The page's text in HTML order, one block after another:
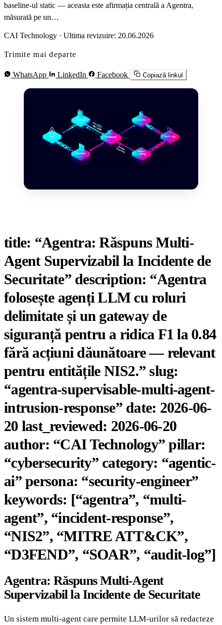
baseline-ul static — aceasta este afirmația centrală a Agentra,
măsurată pe un…
CAI Technology · Ultima revizuire: 20.06.2026
Trimite mai departe
WhatsApp LinkedIn Facebook Copiază linkul
title: “Agentra: Răspuns Multi-
Agent Supervizabil la Incidente de
Securitate” description: “Agentra
folosește agenți LLM cu roluri
delimitate și un gateway de
siguranță pentru a ridica F1 la 0.84
fără acțiuni dăunătoare — relevant
pentru entitățile NIS2.” slug:
“agentra-supervisable-multi-agent-
intrusion-response” date: 2026-06-
20 last_reviewed: 2026-06-20
author: “CAI Technology” pillar:
“cybersecurity” category: “agentic-
ai” persona: “security-engineer”
keywords: [“agentra”, “multi-
agent”, “incident-response”,
“NIS2”, “MITRE ATT&CK”,
“D3FEND”, “SOAR”, “audit-log”]
Agentra: Răspuns Multi-Agent
Supervizabil la Incidente de Securitate
Un sistem multi-agent care permite LLM-urilor să redacteze